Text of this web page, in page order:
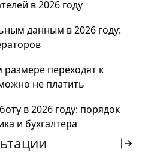
в 2026 году
данным в 2026 году:
переходят к
не платить
в 2026 году: порядок
и бухгалтера